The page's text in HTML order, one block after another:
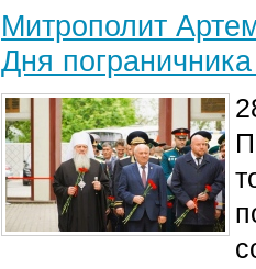
Митрополит
Дня